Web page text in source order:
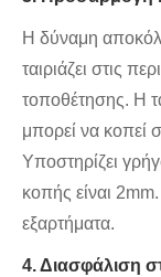
Η δύναμη
ταιριάζει στις
τοποθέτησης. Η
μπορεί να κοπεί
Υποστηρίζει
κοπής είναι 2mm.
εξαρτήματα.
4. Διασφάλιση